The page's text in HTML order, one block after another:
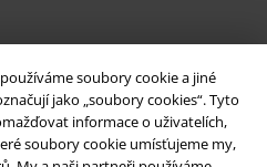
soubory cookie a jiné
jako „soubory cookies“. Tyto
informace o uživatelích,
soubory cookie umísťujeme my,